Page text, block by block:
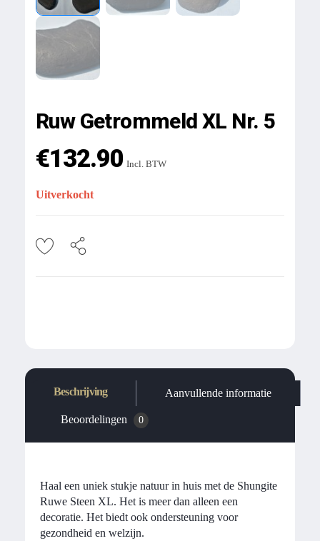
Ruw Getrommeld XL Nr. 5
€132.90 Incl. BTW
Uitverkocht
Beschrijving Aanvullende informatie
Beoordelingen 0
Haal een uniek stukje natuur in huis met de Shungite
Ruwe Steen XL. Het is meer dan alleen een
decoratie. Het biedt ook ondersteuning voor
gezondheid en welzijn.